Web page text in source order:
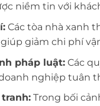
niềm tin với
Các tòa nhà xanh
giảm chi phí
pháp luật:Các
nghiệp tuân
Trong bối